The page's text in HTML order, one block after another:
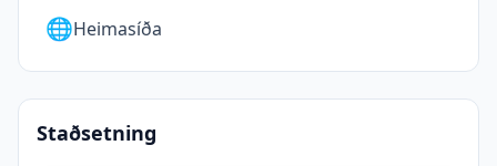
🌐Heimasíða
Staðsetning